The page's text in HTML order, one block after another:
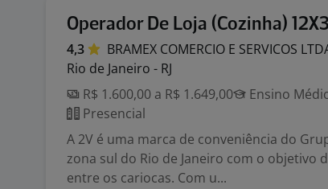
Operador De Loja (Cozinha)
4,3 BRAMEX COMERCIO E SERVICOS
Rio de Janeiro - RJ
R$ 1.600,00 a R$ 1.649,00
Ensino
Presencial
A 2V é uma marca de conveniência do
zona sul do Rio de Janeiro com o objetivo
entre os cariocas. Com u...